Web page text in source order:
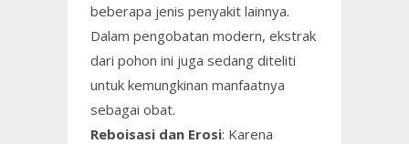
beberapa jenis penyakit lainnya.
Dalam pengobatan modern, ekstrak
dari pohon ini juga sedang diteliti
untuk kemungkinan manfaatnya
sebagai obat.
Reboisasi dan Erosi: Karena